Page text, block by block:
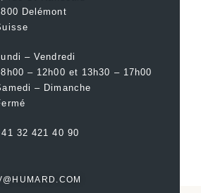
Delémont
– Vendredi
– 12h00 et 13h30 – 17h00
– Dimanche
32 421 40 90